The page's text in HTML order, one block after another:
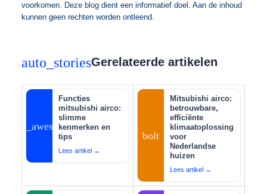
voorkomen. Deze blog dient een informatief doel. Aan de inhoud
kunnen geen rechten worden ontleend.
auto_storiesGerelateerde artikelen
auto_awesome
Functies
mitsubishi airco:
slimme
kenmerken en
tips
Lees artikel →
bolt
Mitsubishi airco:
betrouwbare,
efficiënte
klimaatoplossing
voor
Nederlandse
huizen
Lees artikel →